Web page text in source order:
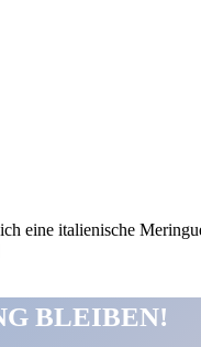
eine italienische
BLEIBEN!